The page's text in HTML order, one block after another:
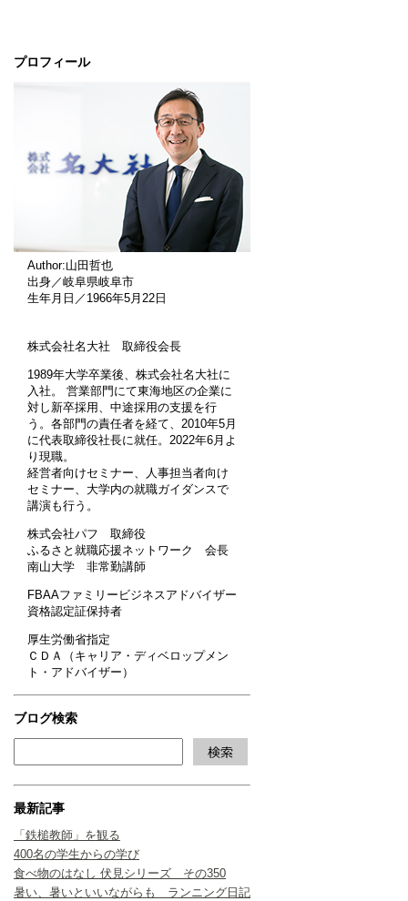
プロフィール
Author:山田哲也
出身／岐阜県岐阜市
生年月日／1966年5月22日
株式会社名大社 取締役会長
1989年大学卒業後、株式会社名大社に
入社。 営業部門にて東海地区の企業に
対し新卒採用、中途採用の支援を行
う。各部門の責任者を経て、2010年5月
に代表取締役社長に就任。2022年6月よ
り現職。
経営者向けセミナー、人事担当者向け
セミナー、大学内の就職ガイダンスで
講演も行う。
株式会社パフ 取締役
ふるさと就職応援ネットワーク 会長
南山大学 非常勤講師
FBAAファミリービジネスアドバイザー
資格認定証保持者
厚生労働省指定
ＣＤＡ（キャリア・ディベロップメン
ト・アドバイザー）
ブログ検索
最新記事
「鉄槌教師」を観る
400名の学生からの学び
食べ物のはなし 伏見シリーズ その350
暑い、暑いといいながらも ランニング日記